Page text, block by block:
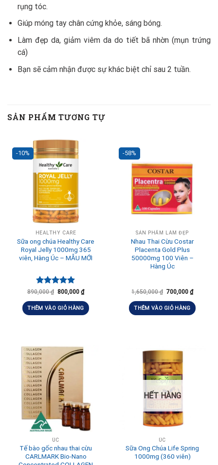
rụng tóc.
Giúp móng tay chân cứng khỏe, sáng bóng.
Làm đẹp da, giảm viêm da do tiết bã nhờn (mụn trứng
cá)
Bạn sẽ cảm nhận được sự khác biệt chỉ sau 2 tuần.
SẢN PHẨM TƯƠNG TỰ
-10%
HEALTHY CARE
Sữa ong chúa Healthy Care
Royal Jelly 1000mg 365
viên, Hàng Úc – MẪU MỚI
Được xếp
hạng5.00
5 sao
890,000₫ 800,000 ₫
THÊM VÀO GIỎ HÀNG
-58%
SẢN PHẨM LÀM ĐẸP
Nhau Thai Cừu Costar
Placenta Gold Plus
50000mg 100 Viên –
Hàng Úc
1,650,000₫ 700,000 ₫
THÊM VÀO GIỎ HÀNG
ÚC
Tế bào gốc nhau thai cừu
CARLMARK Bio-Nano
HẾT HÀNG
ÚC
Sữa Ong Chúa Life Spring
1000mg (360 viên)